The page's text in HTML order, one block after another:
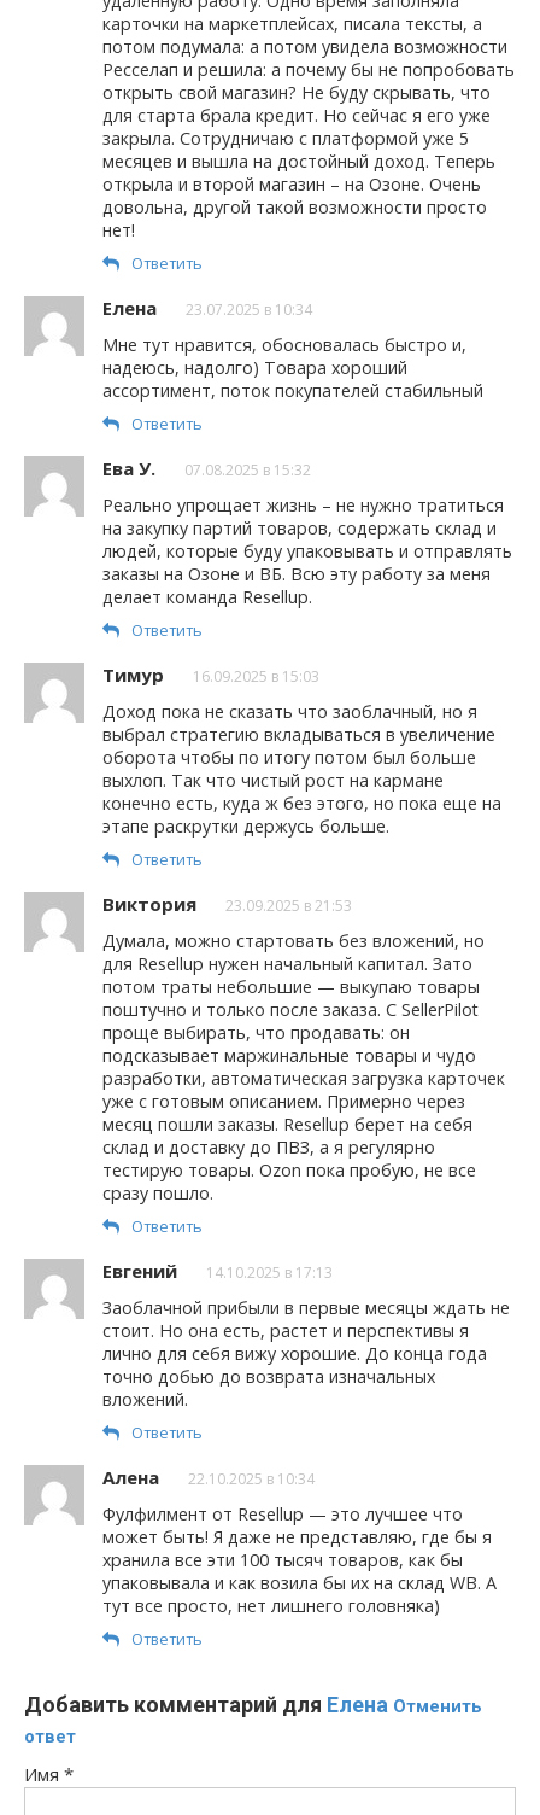
карточки на маркетплейсах, писала тексты, а
потом подумала: а потом увидела возможности
Ресселап и решила: а почему бы не попробовать
открыть свой магазин? Не буду скрывать, что
для старта брала кредит. Но сейчас я его уже
закрыла. Сотрудничаю с платформой уже 5
месяцев и вышла на достойный доход. Теперь
открыла и второй магазин – на Озоне. Очень
довольна, другой такой возможности просто
нет!
Ответить
Елена 23.07.2025 в 10:34
Мне тут нравится, обосновалась быстро и,
надеюсь, надолго) Товара хороший
ассортимент, поток покупателей стабильный
Ответить
Ева У. 07.08.2025 в 15:32
Реально упрощает жизнь – не нужно тратиться
на закупку партий товаров, содержать склад и
людей, которые буду упаковывать и отправлять
заказы на Озоне и ВБ. Всю эту работу за меня
делает команда Resellup.
Ответить
Тимур 16.09.2025 в 15:03
Доход пока не сказать что заоблачный, но я
выбрал стратегию вкладываться в увеличение
оборота чтобы по итогу потом был больше
выхлоп. Так что чистый рост на кармане
конечно есть, куда ж без этого, но пока еще на
этапе раскрутки держусь больше.
Ответить
Виктория 23.09.2025 в 21:53
Думала, можно стартовать без вложений, но
для Resellup нужен начальный капитал. Зато
потом траты небольшие — выкупаю товары
поштучно и только после заказа. С SellerPilot
проще выбирать, что продавать: он
подсказывает маржинальные товары и чудо
разработки, автоматическая загрузка карточек
уже с готовым описанием. Примерно через
месяц пошли заказы. Resellup берет на себя
склад и доставку до ПВЗ, а я регулярно
тестирую товары. Ozon пока пробую, не все
сразу пошло.
Ответить
Евгений 14.10.2025 в 17:13
Заоблачной прибыли в первые месяцы ждать не
стоит. Но она есть, растет и перспективы я
лично для себя вижу хорошие. До конца года
точно добью до возврата изначальных
вложений.
Ответить
Алена 22.10.2025 в 10:34
Фулфилмент от Resellup — это лучшее что
может быть! Я даже не представляю, где бы я
хранила все эти 100 тысяч товаров, как бы
упаковывала и как возила бы их на склад WB. А
тут все просто, нет лишнего головняка)
Ответить
Добавить комментарий для Елена Отменить
ответ
Имя *